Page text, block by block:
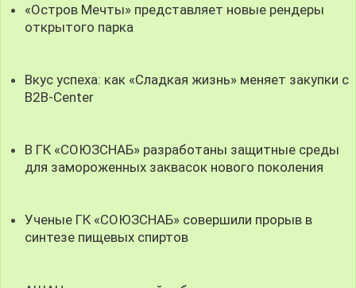
«Остров Мечты» представляет новые рендеры
открытого парка
Вкус успеха: как «Сладкая жизнь» меняет закупки с
B2B-Center
В ГК «СОЮЗСНАБ» разработаны защитные среды
для замороженных заквасок нового поколения
Ученые ГК «СОЮЗСНАБ» совершили прорыв в
синтезе пищевых спиртов